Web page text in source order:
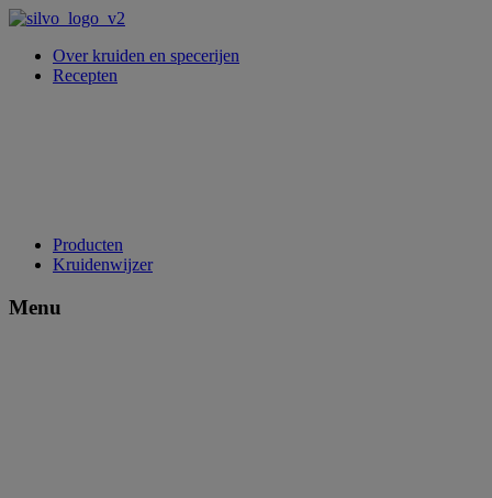
Over kruiden en specerijen
Recepten
Producten
Kruidenwijzer
Menu